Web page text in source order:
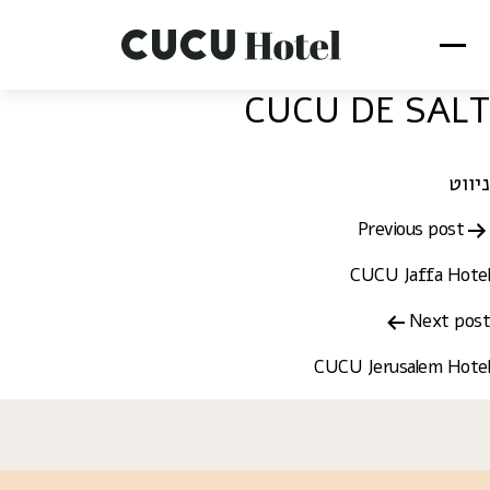
CUCU DE SALT
ניווט
Previous post
CUCU Jaffa Hotel
Next post
CUCU Jerusalem Hotel